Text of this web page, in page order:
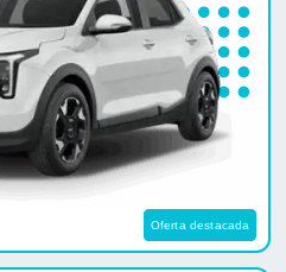
Oferta destacada